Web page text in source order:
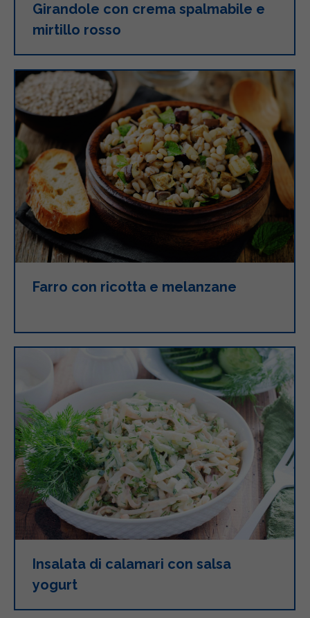
Girandole con crema spalmabile e
mirtillo rosso
Farro con ricotta e melanzane
Insalata di calamari con salsa
yogurt